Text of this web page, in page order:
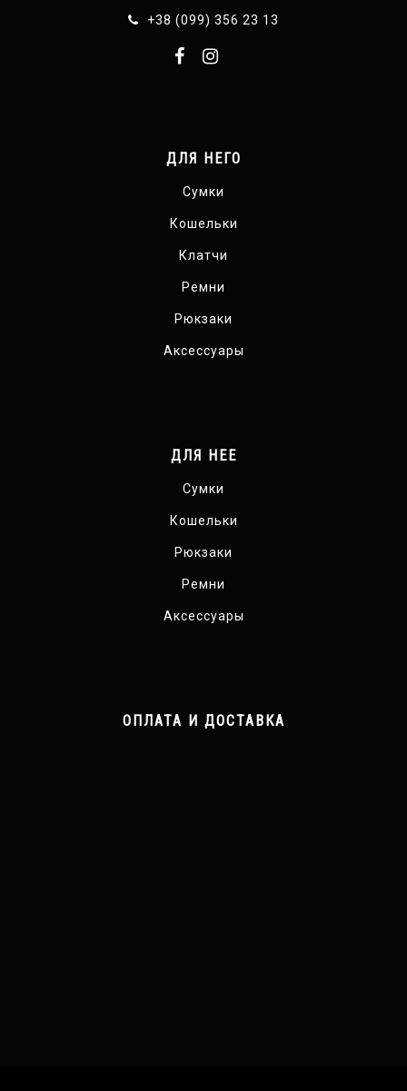
+38 (099) 356 23 13
ДЛЯ НЕГО
Сумки
Кошельки
Клатчи
Ремни
Рюкзаки
Аксессуары
ДЛЯ НЕЕ
Сумки
Кошельки
Рюкзаки
Ремни
Аксессуары
ОПЛАТА И ДОСТАВКА